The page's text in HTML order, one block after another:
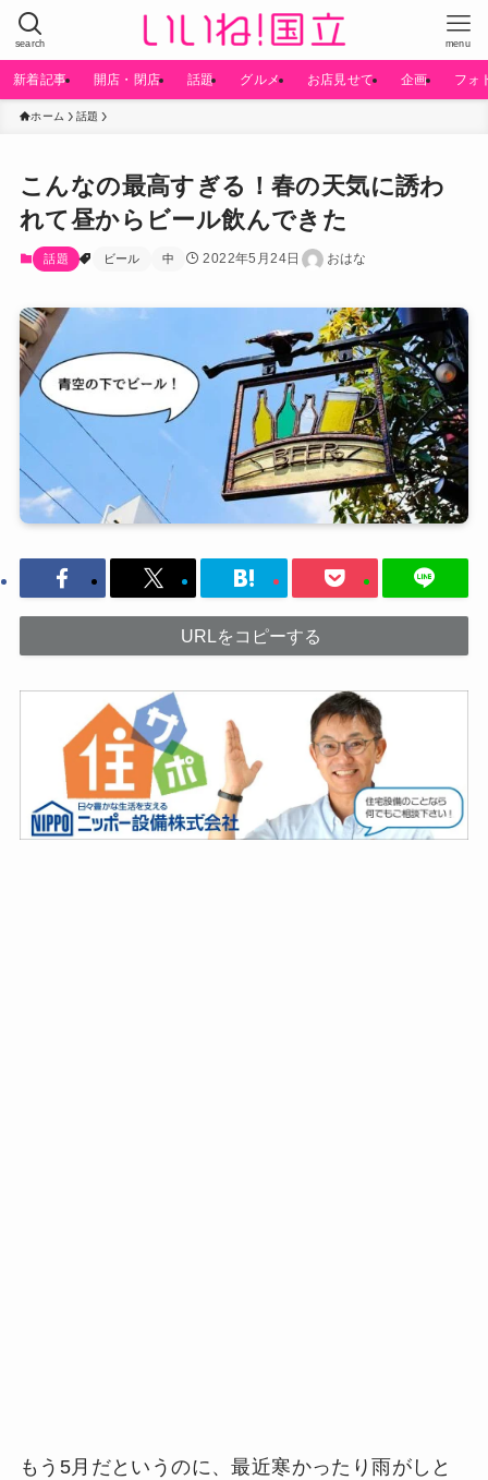
search menu
新着記事 開店・閉店 話題 グルメ お店見せて 企画 フォ
ホーム 話題
こんなの最高すぎる！春の天気に誘わ
れて昼からビール飲んできた
話題 ビール 中 2022年5月24日 おはな
URLをコピーする
もう5月だというのに、最近寒かったり雨がしと